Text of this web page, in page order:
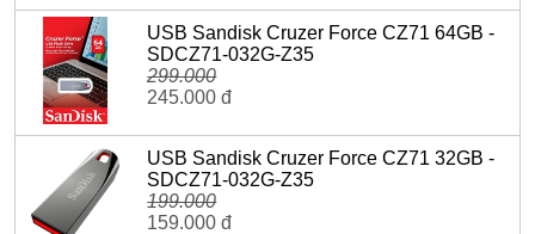
USB Sandisk Cruzer Force CZ71 64GB -
SDCZ71-032G-Z35
299.000
245.000 đ
USB Sandisk Cruzer Force CZ71 32GB -
SDCZ71-032G-Z35
199.000
159.000 đ